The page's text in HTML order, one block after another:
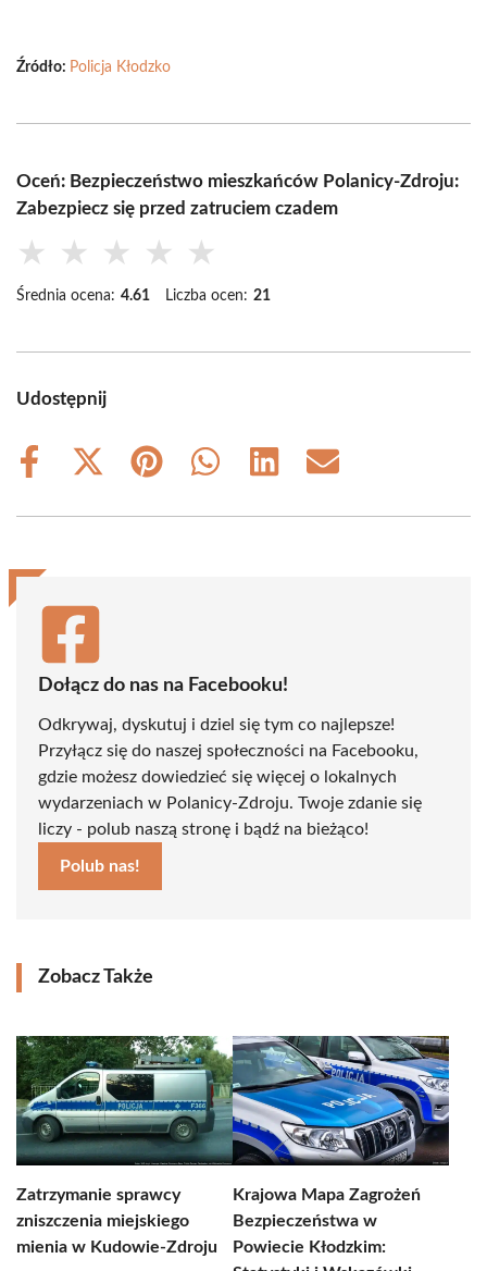
Źródło: Policja Kłodzko
Oceń: Bezpieczeństwo mieszkańców Polanicy-Zdroju:
Zabezpiecz się przed zatruciem czadem
★ ★ ★ ★ ★
Średnia ocena: 4.61 Liczba ocen: 21
Udostępnij
Share
Share
(Twitter)
Share
Share
Share
Share
Dołącz do nas na Facebooku!
Odkrywaj, dyskutuj i dziel się tym co najlepsze!
Przyłącz się do naszej społeczności na Facebooku,
gdzie możesz dowiedzieć się więcej o lokalnych
wydarzeniach w Polanicy-Zdroju. Twoje zdanie się
liczy - polub naszą stronę i bądź na bieżąco!
Polub nas!
Zobacz Także
Zatrzymanie sprawcy
zniszczenia miejskiego
mienia w Kudowie-Zdroju
Krajowa Mapa Zagrożeń
Bezpieczeństwa w
Powiecie Kłodzkim: